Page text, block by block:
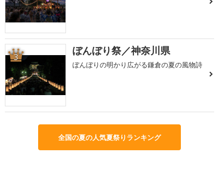
3 ぼんぼり祭／神奈川県
ぼんぼりの明かり広がる鎌倉の夏の風物詩
全国の夏の人気夏祭りランキング